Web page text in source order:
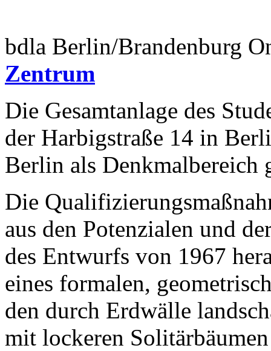
bdla Berlin/Brandenburg
Zentrum
Die Gesamtanlage des
der Harbigstraße 14 in
Berlin als Denkmalbereich
Die
aus den Potenzialen und
des Entwurfs von 1967
eines formalen,
den durch Erdwälle
mit lockeren